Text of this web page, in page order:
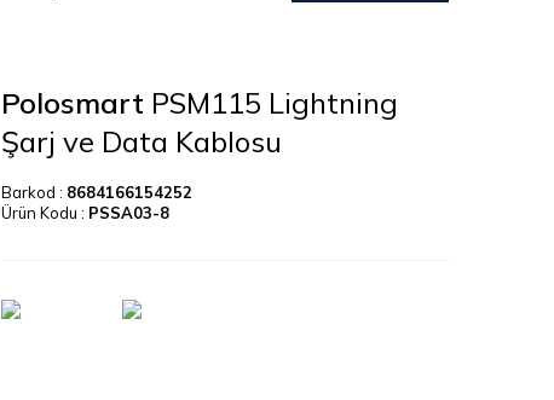
Polosmart PSM115 Lightning
Şarj ve Data Kablosu
Barkod : 8684166154252
Ürün Kodu : PSSA03-8